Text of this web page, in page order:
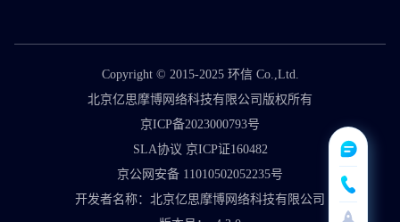
Copyright © 2015-2025 环信 Co.,Ltd.
北京亿思摩博网络科技有限公司版权所有
京ICP备2023000793号
SLA协议 京ICP证160482
京公网安备 11010502052235号
开发者名称：北京亿思摩博网络科技有限公司